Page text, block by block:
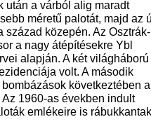
után a várból alig maradt
méretű palotát, majd az
század közepén. Az Osztrák-
a nagy átépítésekre Ybl
alapján. A két világháború
volt. A második
következtében a
1960-as években indult
emlékeire is